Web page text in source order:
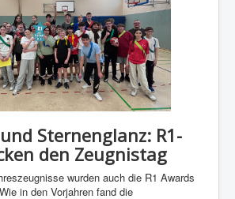
Sternenglanz: R1-
den Zeugnistag
wurden auch die R1 Awards
in den Vorjahren fand die